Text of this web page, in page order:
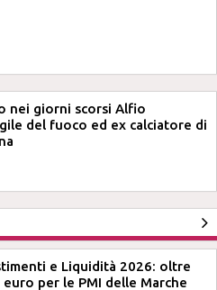
nei giorni scorsi Alfio
del fuoco ed ex calciatore di
e Liquidità 2026: oltre
per le PMI delle Marche